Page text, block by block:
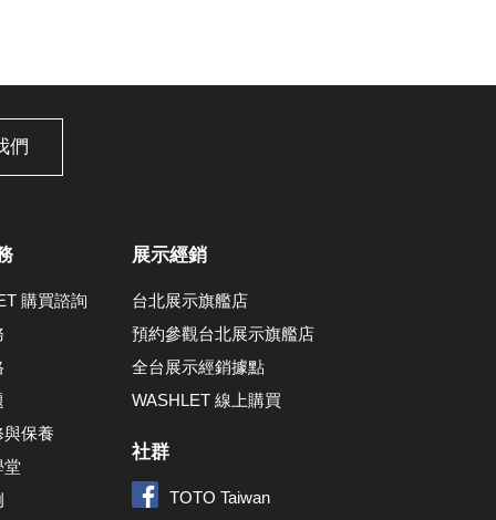
們
購買諮詢
保養
堂
展示經銷
台北展示旗艦店
預約參觀台北展示旗艦店
全台展示經銷據點
WASHLET 線上購買
社群
TOTO Taiwan